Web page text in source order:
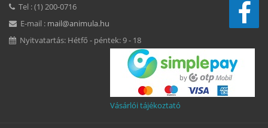
Tel : (1) 200-0716
E-mail : mail@animula.hu
Nyitvatartás: Hétfő - péntek: 9 - 18
Vásárlói tájékoztató